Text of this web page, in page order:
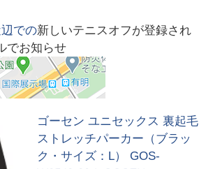
での新しいテニスオフが登録され
でお知らせ
ゴーセン ユニセックス 裏起毛
ストレッチパーカー（ブラッ
ク・サイズ：L） GOS-